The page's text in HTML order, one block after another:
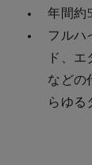
年間約
フルハ
ド、
などの
らゆる